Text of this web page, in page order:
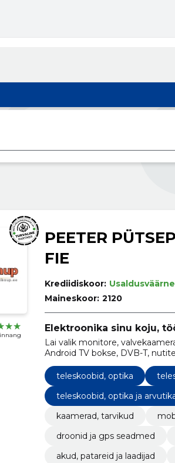
PEETER
FIE
Krediidiskoor: Usaldusväärne
Maineskoor: 2120
Elektroonika sinu koju,
Lai valik monitore,
Android TV bokse, DVB-T,
teleskoobid, optika
teleskoobid, optika ja
kaamerad, tarvikud
droonid ja gps seadmed
akud, patareid ja laadijad